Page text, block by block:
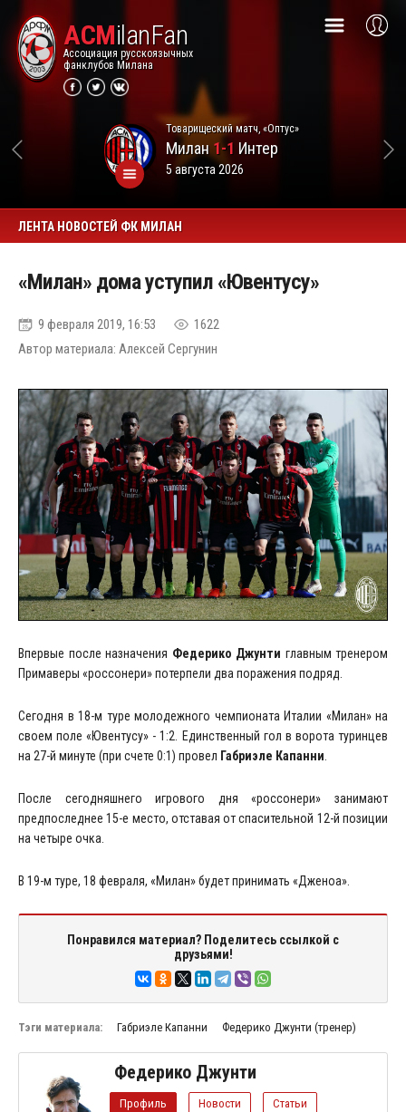
ACMilanFan
Ассоциация русскоязычных
фанклубов Милана
Товарищеский матч, «Оптус»
Милан1-1 Интер
5 августа 2026
ЛЕНТА НОВОСТЕЙ ФК МИЛАН
«Милан» дома уступил «Ювентусу»
9 февраля 2019, 16:53
1622
Автор материала: Алексей Сергунин
Впервые после назначения Федерико Джунти главным тренером
Примаверы «россонери» потерпели два поражения подряд.
Сегодня в 18-м туре молодежного чемпионата Италии «Милан» на
своем поле «Ювентусу» - 1:2. Единственный гол в ворота туринцев
на 27-й минуте (при счете 0:1) провел Габриэле Капанни
После сегодняшнего игрового дня «россонери» занимают
предпоследнее 15-е место, отставая от спасительной 12-й позиции
на четыре очка.
В 19-м туре, 18 февраля, «Милан» будет принимать «Дженоа».
Понравился материал? Поделитесь ссылкой с
друзьями!
Тэги материала: Габриэле Капанни Федерико Джунти (тренер)
Федерико Джунти
Профиль Новости Статьи